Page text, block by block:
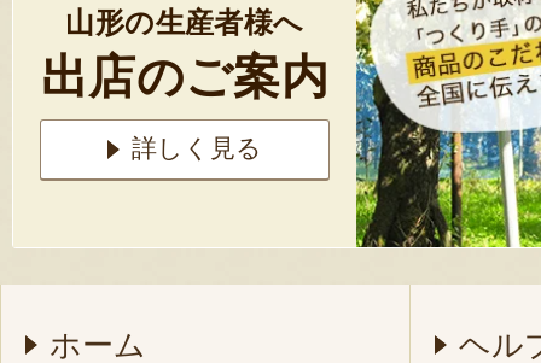
山形の生産者様へ
出店のご案内
詳しく見る
ホーム ヘル